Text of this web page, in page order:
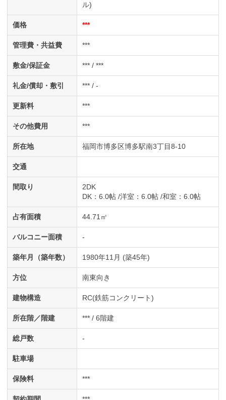
ル)
価格 ***
管理費・共益費 ***
敷金/保証金 *** / ***
礼金/償却・敷引 *** / -
更新料 ***
その他費用 ***
所在地 福岡市博多区博多駅南3丁目8-10
交通
間取り
2DK
DK ：6.0帖 洋室 ：6.0帖 和室 ：6.0帖
占有面積 44.71㎡
バルコニー面積 -
築年月（築年数） 1980年11月 (築45年)
方位 南東向き
建物構造 RC(鉄筋コンクリート)
所在階／階建 *** / 6階建
総戸数 -
駐車場
保険料 ***